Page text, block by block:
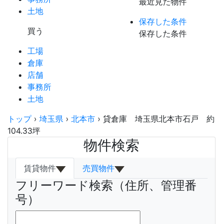
土地
買う
工場
倉庫
店舗
事務所
土地
保存した条件
保存した条件
トップ› 埼玉県 › 北本市 › 貸倉庫 埼玉県北本市石戸 約
104.33坪
物件検索
賃貸物件 売買物件
フリーワード検索（住所、管理番
号）